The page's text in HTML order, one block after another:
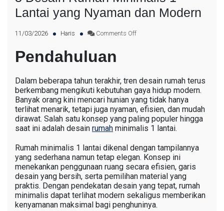
Lantai yang Nyaman dan Modern
11/03/2026 Haris Comments Off
Pendahuluan
Dalam beberapa tahun terakhir, tren desain rumah terus
berkembang mengikuti kebutuhan gaya hidup modern.
Banyak orang kini mencari hunian yang tidak hanya
terlihat menarik, tetapi juga nyaman, efisien, dan mudah
dirawat. Salah satu konsep yang paling populer hingga
saat ini adalah desain rumah minimalis 1 lantai.
Rumah minimalis 1 lantai dikenal dengan tampilannya
yang sederhana namun tetap elegan. Konsep ini
menekankan penggunaan ruang secara efisien, garis
desain yang bersih, serta pemilihan material yang
praktis. Dengan pendekatan desain yang tepat, rumah
minimalis dapat terlihat modern sekaligus memberikan
kenyamanan maksimal bagi penghuninya.